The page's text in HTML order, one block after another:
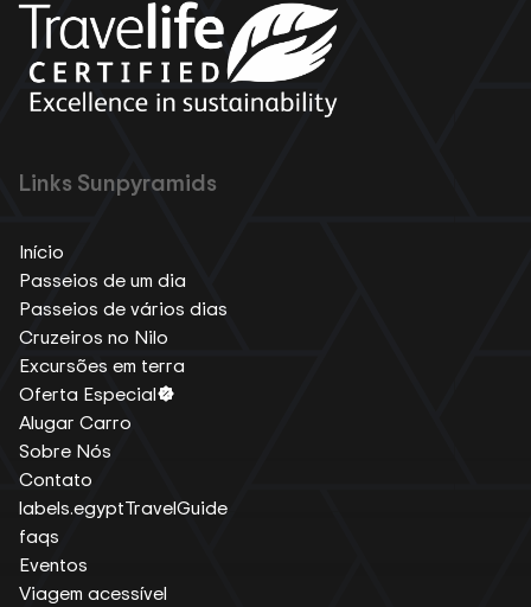
Links Sunpyramids
Início
Passeios de um dia
Passeios de vários dias
Cruzeiros no Nilo
Excursões em terra
Oferta Especial
Alugar Carro
Sobre Nós
Contato
labels.egyptTravelGuide
faqs
Eventos
Viagem acessível